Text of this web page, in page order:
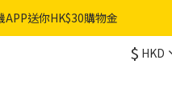
送你HK$30購物金
$ HKD